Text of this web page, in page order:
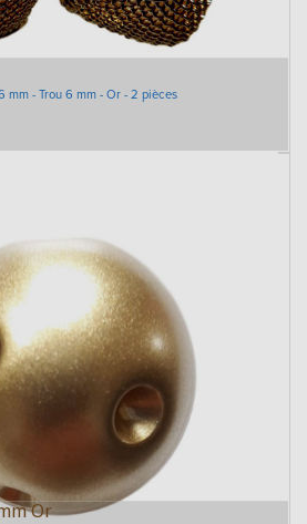
mm - Trou 6 mm - Or - 2 pièces
Or